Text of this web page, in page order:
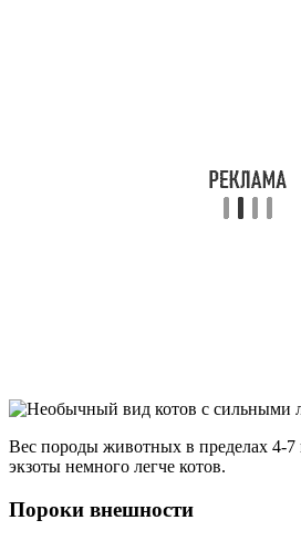
Вес породы животных в пределах 4-7
экзоты немного легче котов.
Пороки внешности